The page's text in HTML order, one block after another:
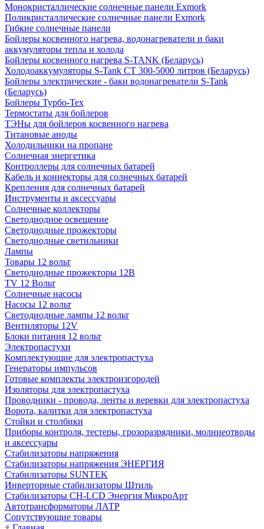
Монокристаллические солнечные панели Exmork
Поликристаллические солнечные панели Exmork
Гибкие солнечные панели
Бойлеры косвенного нагрева, водонагреватели и баки
аккумуляторы тепла и холода
Бойлеры косвенного нагрева S-TANK (Беларусь)
Холодоаккумуляторы S-Tank СТ 300-5000 литров (Беларусь)
Бойлеры электрические - баки водонагреватели S-Tank
(Беларусь)
Бойлеры Турбо-Тех
Термостаты для бойлеров
ТЭНы для бойлеров косвенного нагрева
Титановые аноды
Холодильники на пропане
Солнечная энергетика
Контроллеры для солнечных батарей
Кабель и коннекторы для солнечных батарей
Крепления для солнечных батарей
Инструменты и аксессуары
Солнечные коллекторы
Светодиодное освещение
Светодиодные прожекторы
Светодиодные светильники
Лампы
Товары 12 вольт
Светодиодные прожекторы 12В
TV 12 Вольт
Солнечные насосы
Насосы 12 вольт
Светодиодные лампы 12 вольт
Вентиляторы 12V
Блоки питания 12 вольт
Электропастухи
Комплектующие для электропастуха
Генераторы импульсов
Готовые комплекты электроизгородей
Изоляторы для электропастуха
Проводники - провода, ленты и веревки для электропастуха
Ворота, калитки для электропастуха
Стойки и столбики
Приборы контроля, тестеры, грозоразрядники, молниеотводы
и аксессуары
Стабилизаторы напряжения
Стабилизаторы напряжения ЭНЕРГИЯ
Стабилизаторы SUNTEK
Инверторные стабилизаторы Штиль
Стабилизаторы СН-LCD Энepгия МикроАрт
Автотрансформаторы ЛАТР
Сопутствующие товары